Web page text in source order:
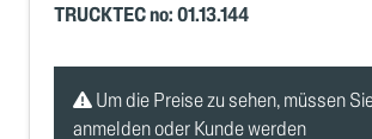
TRUCKTEC no: 01.13.144
Um die Preise zu sehen, müssen
anmelden oder Kunde werden